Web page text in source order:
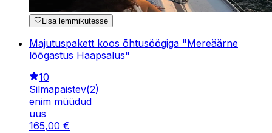
Lisa lemmikutesse
Majutuspakett koos õhtusöögiga "Mereäärne
lõõgastus Haapsalus"
10
Silmapaistev(2)
enim müüdud
uus
165,00 €